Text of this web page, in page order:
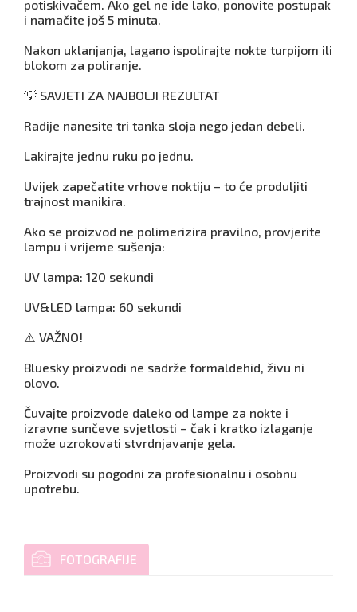
potiskivačem. Ako gel ne ide lako, ponovite postupak
i namačite još 5 minuta.
Nakon uklanjanja, lagano ispolirajte nokte turpijom ili
blokom za poliranje.
💡 SAVJETI ZA NAJBOLJI REZULTAT
Radije nanesite tri tanka sloja nego jedan debeli.
Lakirajte jednu ruku po jednu.
Uvijek zapečatite vrhove noktiju – to će produljiti
trajnost manikira.
Ako se proizvod ne polimerizira pravilno, provjerite
lampu i vrijeme sušenja:
UV lampa: 120 sekundi
UV&LED lampa: 60 sekundi
⚠️ VAŽNO!
Bluesky proizvodi ne sadrže formaldehid, živu ni
olovo.
Čuvajte proizvode daleko od lampe za nokte i
izravne sunčeve svjetlosti – čak i kratko izlaganje
može uzrokovati stvrdnjavanje gela.
Proizvodi su pogodni za profesionalnu i osobnu
upotrebu.
FOTOGRAFIJE